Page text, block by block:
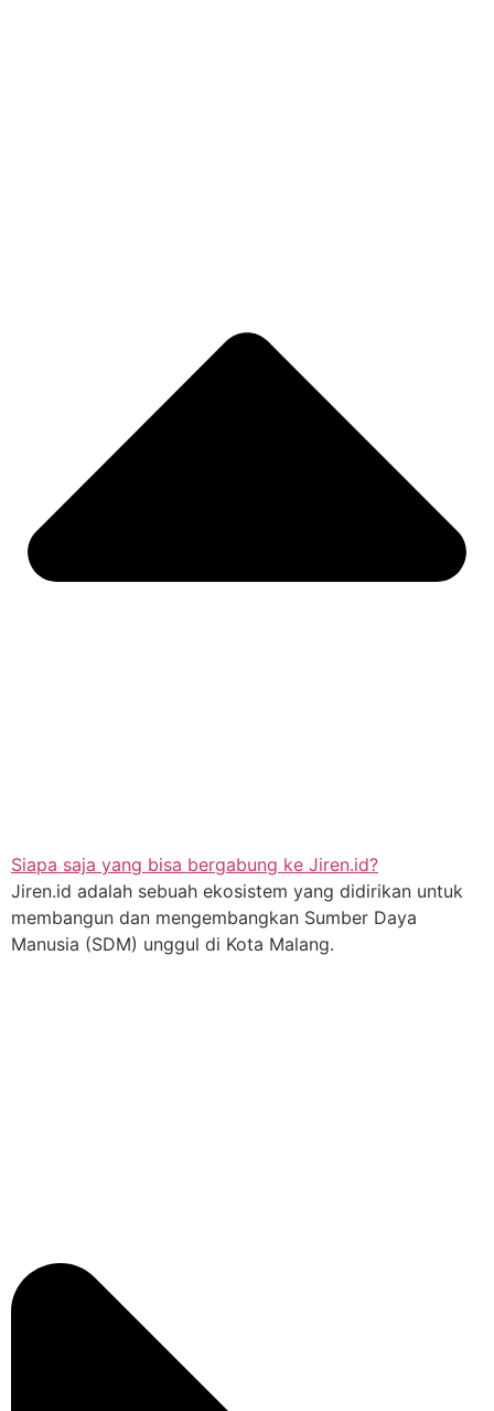
Siapa saja yang bisa bergabung ke Jiren.id?
Jiren.id adalah sebuah ekosistem yang didirikan untuk
membangun dan mengembangkan Sumber Daya
Manusia (SDM) unggul di Kota Malang.